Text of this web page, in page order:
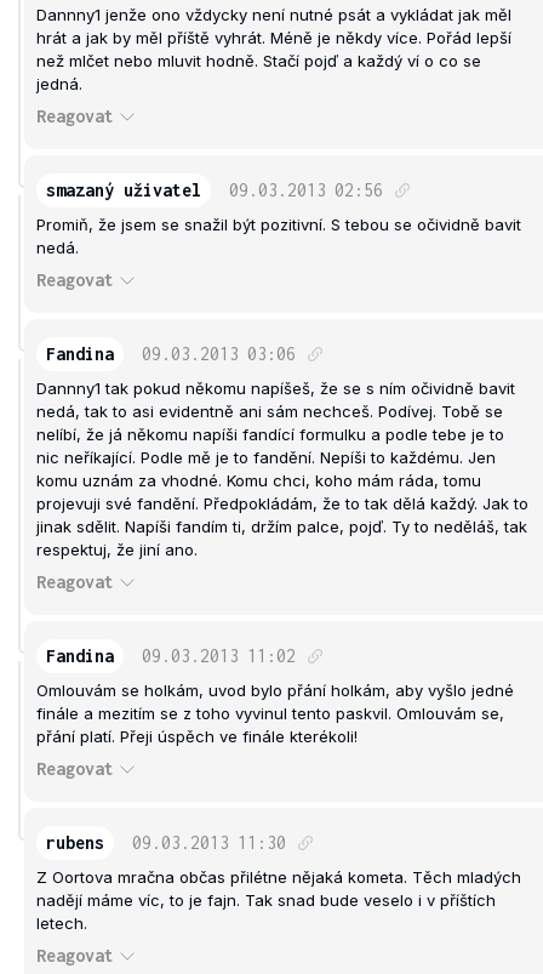
Dannny1 jenže ono vždycky není nutné psát a vykládat jak měl
hrát a jak by měl příště vyhrát. Méně je někdy více. Pořád lepší
než mlčet nebo mluvit hodně. Stačí pojď a každý ví o co se
jedná.
Reagovat
smazaný uživatel 09.03.2013 02:56
Promiň, že jsem se snažil být pozitivní. S tebou se očividně bavit
nedá.
Reagovat
Fandina 09.03.2013 03:06
Dannny1 tak pokud někomu napíšeš, že se s ním očividně bavit
nedá, tak to asi evidentně ani sám nechceš. Podívej. Tobě se
nelíbí, že já někomu napíši fandící formulku a podle tebe je to
nic neříkající. Podle mě je to fandění. Nepíši to každému. Jen
komu uznám za vhodné. Komu chci, koho mám ráda, tomu
projevuji své fandění. Předpokládám, že to tak dělá každý. Jak to
jinak sdělit. Napíši fandím ti, držím palce, pojď. Ty to neděláš, tak
respektuj, že jiní ano.
Reagovat
Fandina 09.03.2013 11:02
Omlouvám se holkám, uvod bylo přání holkám, aby vyšlo jedné
finále a mezitím se z toho vyvinul tento paskvil. Omlouvám se,
přání platí. Přeji úspěch ve finále kterékoli!
Reagovat
rubens 09.03.2013 11:30
Z Oortova mračna občas přilétne nějaká kometa. Těch mladých
nadějí máme víc, to je fajn. Tak snad bude veselo i v příštích
letech.
Reagovat